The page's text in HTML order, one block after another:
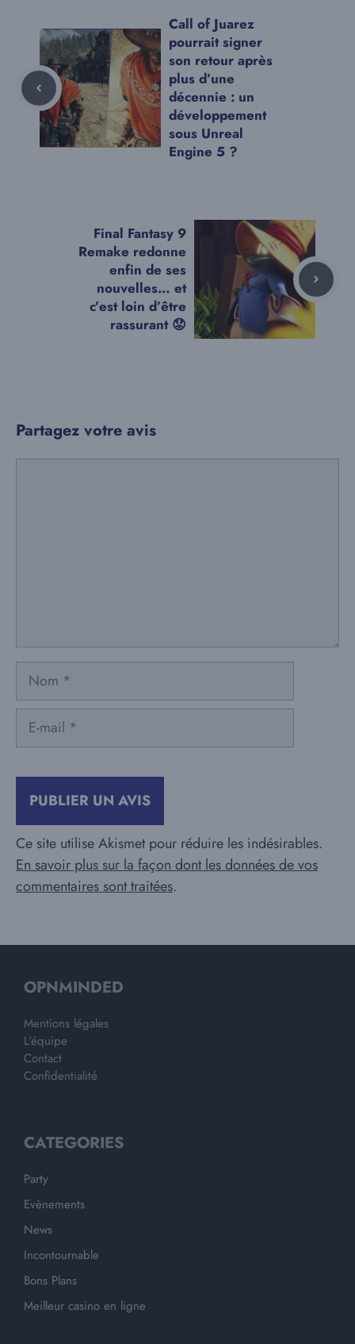
Call of Juarez
pourrait signer
son retour après
plus d’une
décennie : un
développement
sous Unreal
Engine 5 ?
Final Fantasy 9
Remake redonne
enfin de ses
nouvelles… et
c’est loin d’être
rassurant 😟
Partagez votre avis
Nom
mail
Ce site utilise Akismet pour réduire les indésirables.
En savoir plus sur la façon dont les données de vos
commentaires sont traitées.
OPNMINDED
Mentions légales
L'équipe
Contact
Confidentialité
CATEGORIES
Party
Evènements
News
Incontournable
Bons Plans
Meilleur casino en ligne